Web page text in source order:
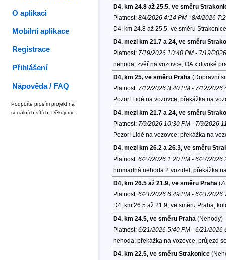
D4, km 24.8 až 25.5, ve směru
Platnost: 8/4/2026 4:14 PM - 8/4/2026
D4, km 24.8 až 25.5, ve směru
D4, mezi km 21.7 a 24, ve směru
Platnost: 7/19/2026 10:40 PM - 7/19/
nehoda; zvěř na vozovce; OA x divoké
D4, km 25, ve směru Praha (Dopravní
Platnost: 7/12/2026 3:40 PM - 7/12/2026
Pozor! Lidé na vozovce; překážka na
D4, mezi km 21.7 a 24, ve směru
Platnost: 7/9/2026 10:30 PM - 7/9/2026
Pozor! Lidé na vozovce; překážka na
D4, mezi km 26.2 a 26.3, ve směru
Platnost: 6/27/2026 1:20 PM - 6/27/2026
hromadná nehoda 2 vozidel; překážka
D4, km 26.5 až 21.9, ve směru Praha
Platnost: 6/21/2026 6:49 PM - 6/21/2026
D4, km 26.5 až 21.9, ve směru Praha,
D4, km 24.5, ve směru Praha (Nehody)
Platnost: 6/21/2026 5:40 PM - 6/21/2026
nehoda; překážka na vozovce, průjezd
D4, km 22.5, ve směru Strakonice
O aplikaci
Mobilní aplikace
Registrace
Přihlášení
Nápověda / FAQ
Podpořte prosím projekt na
sociálních sítích. Děkujeme